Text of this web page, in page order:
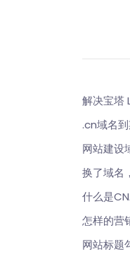
解决宝塔
.cn域名
网站建设
换了域名
什么是
怎样的营
网站标题